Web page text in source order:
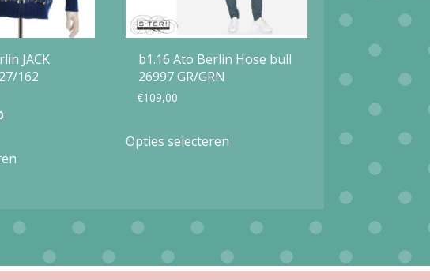
JACK
162
Huidige
is:
meerdere
variaties.
Deze
b1.16 Ato Berlin Hose bull
26997 GR/GRN
€109,00
Opties selecteren
variaties.
Deze